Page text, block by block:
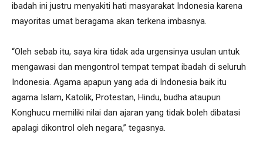
ibadah ini justru menyakiti hati masyarakat Indonesia karena
mayoritas umat beragama akan terkena imbasnya.
“Oleh sebab itu, saya kira tidak ada urgensinya usulan untuk
mengawasi dan mengontrol tempat tempat ibadah di seluruh
Indonesia. Agama apapun yang ada di Indonesia baik itu
agama Islam, Katolik, Protestan, Hindu, budha ataupun
Konghucu memiliki nilai dan ajaran yang tidak boleh dibatasi
apalagi dikontrol oleh negara,” tegasnya.